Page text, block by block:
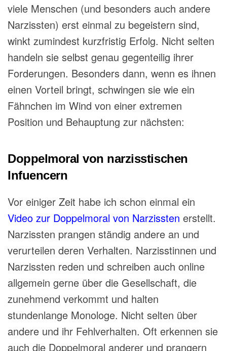
viele Menschen (und besonders auch andere
Narzissten) erst einmal zu begeistern sind,
winkt zumindest kurzfristig Erfolg. Nicht selten
handeln sie selbst genau gegenteilig ihrer
Forderungen. Besonders dann, wenn es ihnen
einen Vorteil bringt, schwingen sie wie ein
Fähnchen im Wind von einer extremen
Position und Behauptung zur nächsten:
Doppelmoral von narzisstischen
Infuencern
Vor einiger Zeit habe ich schon einmal ein
Video zur Doppelmoral von Narzissten erstellt.
Narzissten prangen ständig andere an und
verurteilen deren Verhalten. Narzisstinnen und
Narzissten reden und schreiben auch online
allgemein gerne über die Gesellschaft, die
zunehmend verkommt und halten
stundenlange Monologe. Nicht selten über
andere und ihr Fehlverhalten. Oft erkennen sie
auch die Doppelmoral anderer und prangern